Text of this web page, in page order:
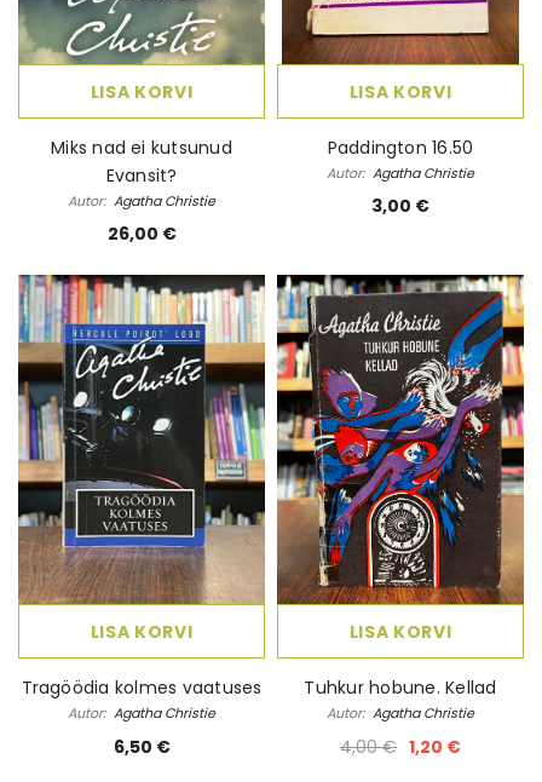
LISA KORVI
Miks nad ei kutsunud
Evansit?
Autor: Agatha Christie
26,00 €
LISA KORVI
Paddington 16.50
Autor: Agatha Christie
3,00 €
LISA KORVI
Tragöödia kolmes vaatuses
Autor: Agatha Christie
6,50 €
LISA KORVI
Tuhkur hobune. Kellad
Autor: Agatha Christie
4,00 € 1,20 €